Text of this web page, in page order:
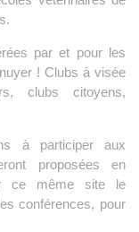
par et pour les
! Clubs à visée
clubs citoyens,
à participer aux
proposées en
ce même site le
conférences, pour